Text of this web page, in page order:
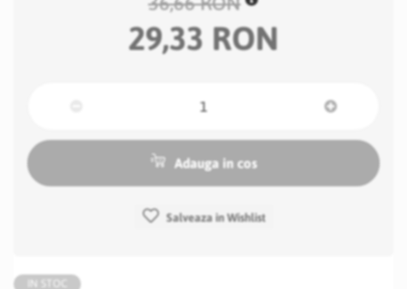
29,33 RON
Adauga in cos
Salveaza in Wishlist